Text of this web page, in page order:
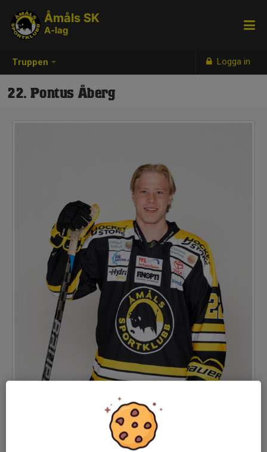
Truppen Logga in
Åmåls SK
A-lag
22. Pontus Åberg